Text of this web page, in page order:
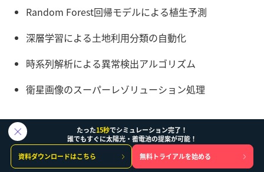
Random Forest回帰モデルによる植生予測
深層学習による土地利用分類の自動化
時系列解析による異常検出アルゴリズム
衛星画像のスーパーレゾリューション処理
オープンデータ政策の戦略的意
たった15秒でシミュレーション完了！
誰でもすぐに太陽光・蓄電池の提案が可能！
資料ダウンロードはこちら
無料トライアルを始める